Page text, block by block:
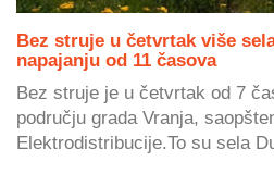
Bez struje u četvrtak više
napajanju od 11 časova
Bez struje je u četvrtak od 7
području grada Vranja,
Elektrodistribucije.To su sela